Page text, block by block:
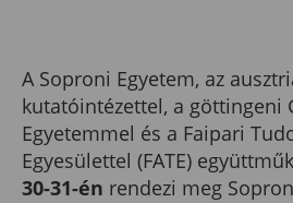
A Soproni Egyetem, az
kutatóintézettel, a göttingeni
Egyetemmel és a Faipari
Egyesülettel (FATE)
30-31-én rendezi meg